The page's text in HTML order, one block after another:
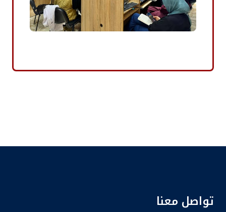
تواصل معنا